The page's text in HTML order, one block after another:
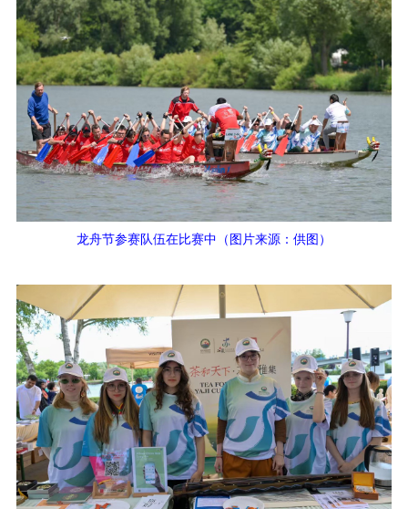
龙舟节参赛队伍在比赛中（图片来源：供图）